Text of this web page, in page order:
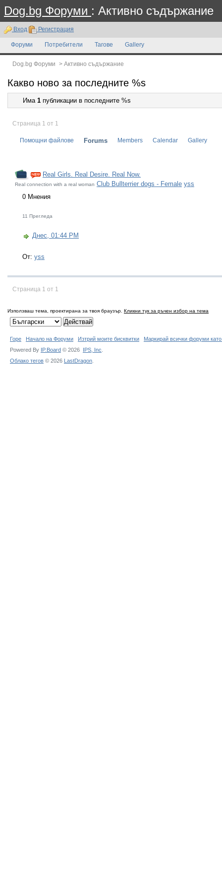
Dog.bg Форуми : Активно съдържание
Вход Регистрация
Форуми Потребители Тагове Gallery
Dog.bg Форуми > Активно съдържание
Какво ново за последните %s
Има 1 публикации в последните %s
Страница 1 от 1
Помощни файлове Forums Members Calendar Gallery
Real Girls. Real Desire. Real Now.
Real connection with a real woman Club Bullterrier dogs - Female yss
0 Мнения
11 Прегледа
Днес, 01:44 PM
От: yss
Страница 1 от 1
Използваш тема, проектирана за твоя браузър. Кликни тук за ръчен избор на тема
Горе Начало на Форуми Изтрий моите бисквитки
Маркирай всички форуми
Powered By IP.Board © 2026 IPS, Inc
Облако тегов © 2026 LastDragon